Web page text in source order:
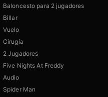
Baloncesto para 2 jugadores
Billar
Vuelo
Cirugía
2 Jugadores
Five Nights At Freddy
Audio
Spider Man